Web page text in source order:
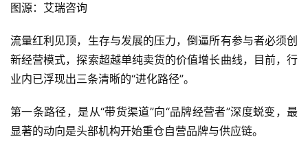
图源：艾瑞咨询
流量红利见顶，生存与发展的压力，倒逼所有参与者必须创
新经营模式，探索超越单纯卖货的价值增长曲线，目前，行
业内已浮现出三条清晰的“进化路径”。
第一条路径，是从“带货渠道”向“品牌经营者”深度蜕变，最
显著的动向是头部机构开始重仓自营品牌与供应链。